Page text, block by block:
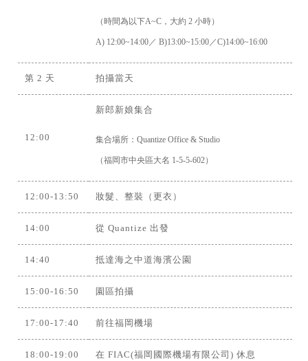
（時間為以下A~C，大約 2 小時）
A) 12:00~14:00／ B)13:00~15:00／C)14:00~16:00
第 2 天 拍攝當天
12:00
新郎新娘集合
集合場所：Quantize Office & Studio
（福岡市中央區大名 1-5-5-602）
12:00-13:50 妝髮、整裝（更衣）
14:00 從 Quantize 出發
14:40 抵達海之中道海濱公園
15:00-16:50 園區拍攝
17:00-17:40 前往福岡機場
18:00-19:00 在 FIAC(福岡國際機場有限公司) 休息